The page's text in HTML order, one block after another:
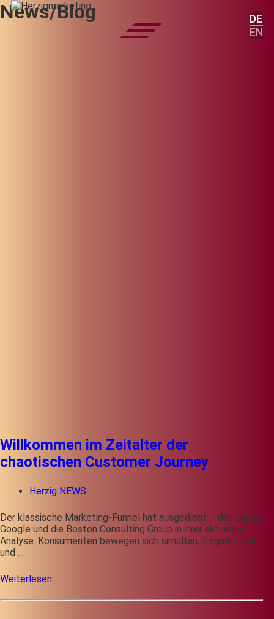
DE
EN
News/Blog
Willkommen im Zeitalter der
chaotischen Customer Journey
Herzig NEWS
Der klassische Marketing-Funnel hat ausgedient – das sagen
Google und die Boston Consulting Group in ihrer aktuellen
Analyse. Konsumenten bewegen sich simultan, fragmentiert
und …
Weiterlesen...